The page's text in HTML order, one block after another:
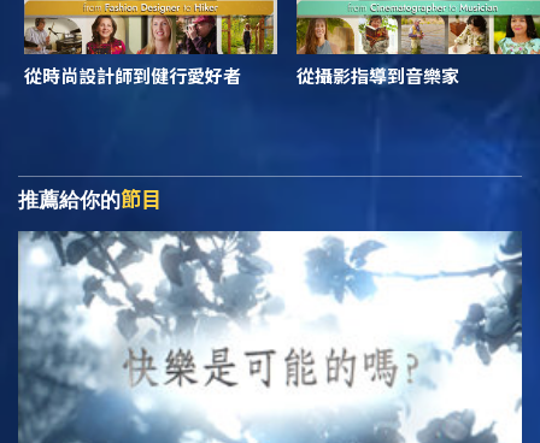
從時尚設計師到健行愛好者 從攝影指導到音樂家
推薦給你的節目